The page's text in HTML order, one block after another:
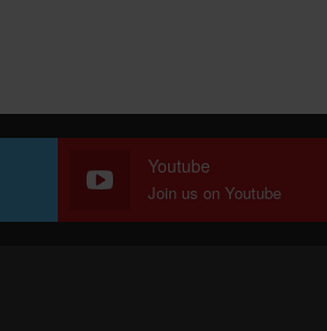
Youtube
Join us on Youtube